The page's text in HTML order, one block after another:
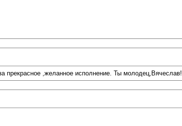
прекрасное ,желанное исполнение. Ты молодец,Вячеслав!